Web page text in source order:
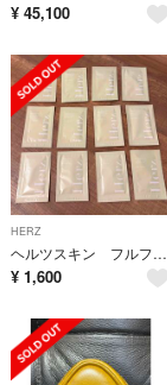
¥ 45,100
HERZ
ヘルツスキン フルフィルメント セラム ウォーター インテンス90 1ml×12
¥ 1,600